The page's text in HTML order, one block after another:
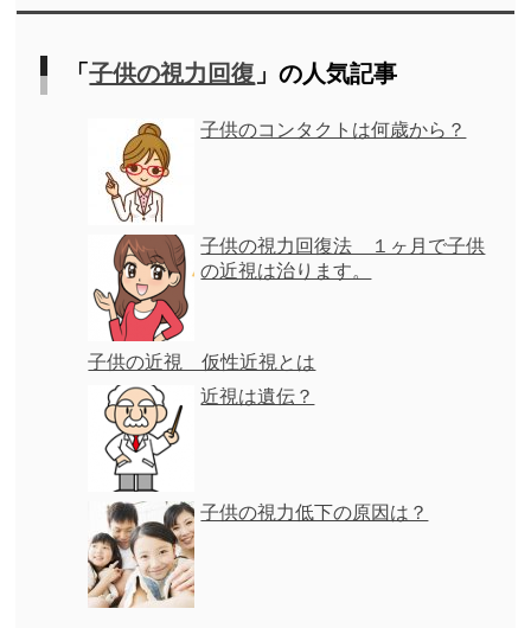
「子供の視力回復 」の人気記事
子供のコンタクトは何歳から？
子供の視力回復法 １ヶ月で子供
の近視は治ります。
子供の近視 仮性近視とは
近視は遺伝？
子供の視力低下の原因は？